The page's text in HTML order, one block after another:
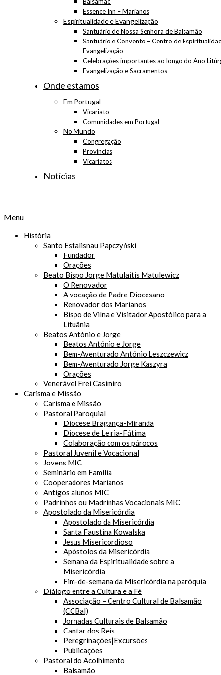
Essence Inn – Marianos
Espiritualidade e Evangelização
Santuário de Nossa Senhora de Balsamão
Santuário e Convento – Centro de
Evangelização
Celebrações importantes ao longo do Ano
Evangelização e Sacramentos
Onde estamos
Em Portugal
Vicariato
Comunidades em Portugal
No Mundo
Congregação
Províncias
Vicariatos
Notícias
Menu
História
Santo Estalisnau Papczyński
Fundador
Orações
Beato Bispo Jorge Matulaitis Matulewicz
O Renovador
A vocação de Padre Diocesano
Renovador dos Marianos
Bispo de Vilna e Visitador Apostólico para a
Lituânia
Beatos António e Jorge
Beatos António e Jorge
Bem-Aventurado António Leszczewicz
Bem-Aventurado Jorge Kaszyra
Orações
Venerável Frei Casimiro
Carisma e Missão
Carisma e Missão
Pastoral Paroquial
Diocese Bragança-Miranda
Diocese de Leiria-Fátima
Colaboração com os párocos
Pastoral Juvenil e Vocacional
Jovens MIC
Seminário em Família
Cooperadores Marianos
Antigos alunos MIC
Padrinhos ou Madrinhas Vocacionais MIC
Apostolado da Misericórdia
Apostolado da Misericórdia
Santa Faustina Kowalska
Jesus Misericordioso
Apóstolos da Misericórdia
Semana da Espiritualidade sobre a
Misericórdia
Fim-de-semana da Misericórdia na paróquia
Diálogo entre a Cultura e a Fé
Associação – Centro Cultural de Balsamão
(CCBal)
Jornadas Culturais de Balsamão
Cantar dos Reis
Peregrinações|Excursões
Publicações
Pastoral do Acolhimento
Balsamão